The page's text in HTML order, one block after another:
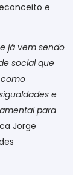
e
já vem sendo
social que
e
para
Jorge